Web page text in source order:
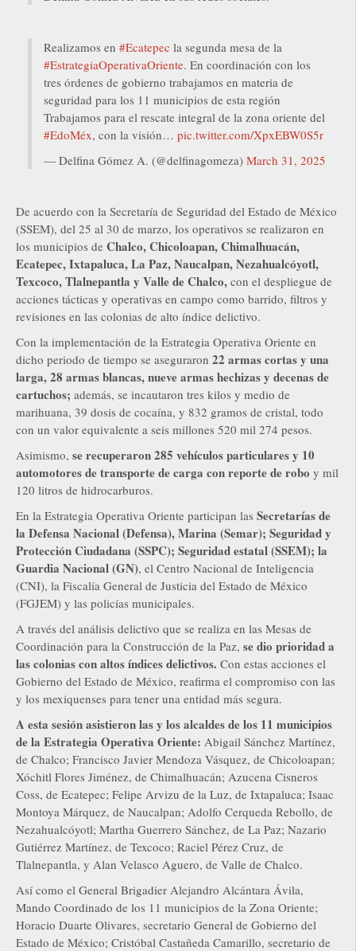
Realizamos en #Ecatepec la segunda mesa de la
#EstrategiaOperativaOriente. En coordinación con los
tres órdenes de gobierno trabajamos en materia de
seguridad para los 11 municipios de esta región
Trabajamos para el rescate integral de la zona oriente del
#EdoMéx, con la visión… pic.twitter.com/XpxEBW0S5r
— Delfina Gómez A. (@delfinagomeza) March 31, 2025
De acuerdo con la Secretaría de Seguridad del Estado de México
(SSEM), del 25 al 30 de marzo, los operativos se realizaron en
los municipios de Chalco, Chicoloapan, Chimalhuacán,
Ecatepec, Ixtapaluca, La Paz, Naucalpan, Nezahualcóyotl,
Texcoco, Tlalnepantla y Valle de Chalco, con el despliegue de
acciones tácticas y operativas en campo como barrido, filtros y
revisiones en las colonias de alto índice delictivo.
Con la implementación de la Estrategia Operativa Oriente en
dicho periodo de tiempo se aseguraron 22 armas cortas y una
larga, 28 armas blancas, nueve armas hechizas y decenas de
cartuchos; además, se incautaron tres kilos y medio de
marihuana, 39 dosis de cocaína, y 832 gramos de cristal, todo
con un valor equivalente a seis millones 520 mil 274 pesos.
Asimismo, se recuperaron 285 vehículos particulares y 10
automotores de transporte de carga con reporte de robo y mil
120 litros de hidrocarburos.
En la Estrategia Operativa Oriente participan las Secretarías de
la Defensa Nacional (Defensa), Marina (Semar); Seguridad y
Protección Ciudadana (SSPC); Seguridad estatal (SSEM); la
Guardia Nacional (GN), el Centro Nacional de Inteligencia
(CNI), la Fiscalía General de Justicia del Estado de México
(FGJEM) y las policías municipales.
A través del análisis delictivo que se realiza en las Mesas de
Coordinación para la Construcción de la Paz, se dio prioridad a
las colonias con altos índices delictivos. Con estas acciones el
Gobierno del Estado de México, reafirma el compromiso con las
y los mexiquenses para tener una entidad más segura.
A esta sesión asistieron las y los alcaldes de los 11 municipios
de la Estrategia Operativa Oriente: Abigail Sánchez Martínez,
de Chalco; Francisco Javier Mendoza Vásquez, de Chicoloapan;
Xóchitl Flores Jiménez, de Chimalhuacán; Azucena Cisneros
Coss, de Ecatepec; Felipe Arvizu de la Luz, de Ixtapaluca; Isaac
Montoya Márquez, de Naucalpan; Adolfo Cerqueda Rebollo, de
Nezahualcóyotl; Martha Guerrero Sánchez, de La Paz; Nazario
Gutiérrez Martínez, de Texcoco; Raciel Pérez Cruz, de
Tlalnepantla, y Alan Velasco Aguero, de Valle de Chalco.
Así como el General Brigadier Alejandro Alcántara Ávila,
Mando Coordinado de los 11 municipios de la Zona Oriente;
Horacio Duarte Olivares, secretario General de Gobierno del
Estado de México; Cristóbal Castañeda Camarillo, secretario de